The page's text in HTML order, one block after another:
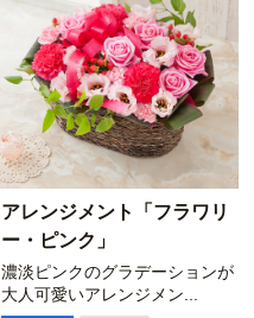
アレンジメント「フラワリ
ー・ピンク」
濃淡ピンクのグラデーションが
大人可愛いアレンジメン...